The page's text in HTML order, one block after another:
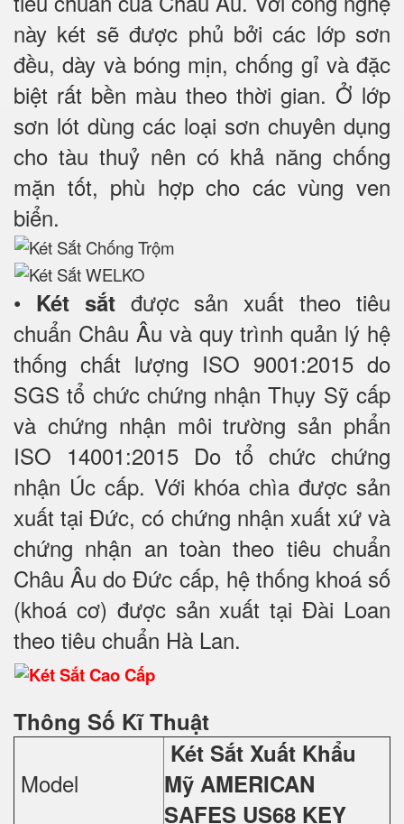
này két sẽ được phủ bởi các lớp sơn
đều, dày và bóng mịn, chống gỉ và đặc
biệt rất bền màu theo thời gian. Ở lớp
sơn lót dùng các loại sơn chuyên dụng
cho tàu thuỷ nên có khả năng chống
mặn tốt, phù hợp cho các vùng ven
biển.
• Két sắtđược sản xuất theo tiêu
chuẩn Châu Âu và quy trình quản lý hệ
thống chất lượng ISO 9001:2015 do
SGS tổ chức chứng nhận Thụy Sỹ cấp
và chứng nhận môi trường sản phẩn
ISO 14001:2015 Do tổ chức chứng
nhận Úc cấp. Với khóa chìa được sản
xuất tại Đức, có chứng nhận xuất xứ và
chứng nhận an toàn theo tiêu chuẩn
Châu Âu do Đức cấp, hệ thống khoá số
(khoá cơ) được sản xuất tại Đài Loan
theo tiêu chuẩn Hà Lan.
Thông Số Kĩ Thuật
Model
Két Sắt Xuất Khẩu
Mỹ AMERICAN
SAFES US68 KEY